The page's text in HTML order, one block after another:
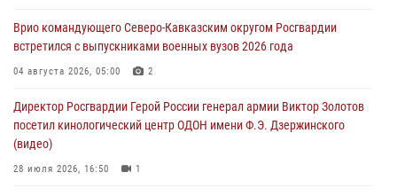
В кинологическом центре Уральского округа Росгвардии почтили
память товарищей, погибших при исполнении воинского долга
В Центральном округе Росгвардии прошли мероприятия к
108‑летию генерала армии И.К. Яковлева
06 августа 2026, 13:24
Врио командующего Северо-Кавказским округом Росгвардии
встретился с выпускниками военных вузов 2026 года
04 августа 2026, 05:00 2
Директор Росгвардии Герой России генерал армии Виктор Золотов
посетил кинологический центр ОДОН имени Ф.Э. Дзержинского
(видео)
28 июля 2026, 16:50 1